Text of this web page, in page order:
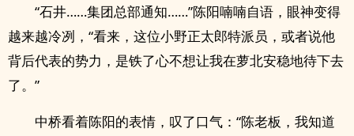
“石井……集团总部通知……”陈阳喃喃自语，眼神变得
越来越冷冽，“看来，这位小野正太郎特派员，或者说他
背后代表的势力，是铁了心不想让我在萝北安稳地待下去
了。”
中桥看着陈阳的表情，叹了口气：“陈老板，我知道